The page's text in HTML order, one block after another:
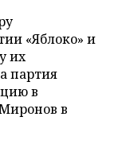
«Яблоко» и
их
партия
в
в